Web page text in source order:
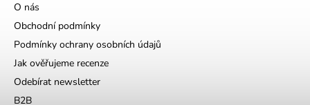
O nás
Obchodní podmínky
Podmínky ochrany osobních údajů
Jak ověřujeme recenze
Odebírat newsletter
B2B